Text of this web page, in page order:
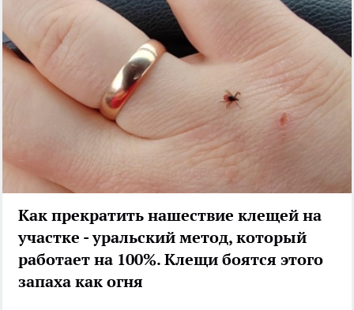
Как прекратить нашествие клещей на
участке - уральский метод, который
работает на 100%. Клещи боятся этого
запаха как огня